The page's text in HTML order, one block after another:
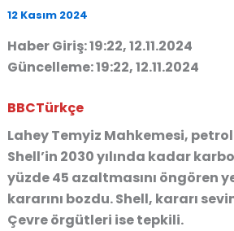
12 Kasım 2024
Haber Giriş: 19:22, 12.11.2024
Güncelleme: 19:22, 12.11.2024
BBCTürkçe
Lahey Temyiz Mahkemesi,
Shell’in 2030 yılında kadar
yüzde 45 azaltmasını öngören
kararını bozdu. Shell, kararı
Çevre örgütleri ise tepkili.